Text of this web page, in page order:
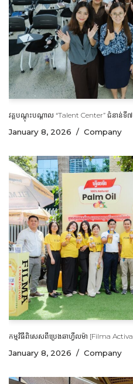
វគ្គបណ្តុះបណ្តាល “Talent Center” ជំនាន់
January 8, 2026 Company
កម្មវិធីពិសេសពីប្រេងឆាហ្វីលម៉ា [Filma
January 8, 2026 Company